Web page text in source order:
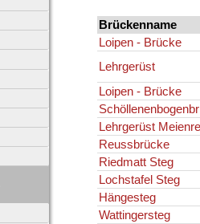
Brückenname
Loipen - Brücke
Lehrgerüst
Loipen - Brücke
Lehrgerüst
Reussbrücke
Riedmatt Steg
Lochstafel Steg
Hängesteg
Wattingersteg